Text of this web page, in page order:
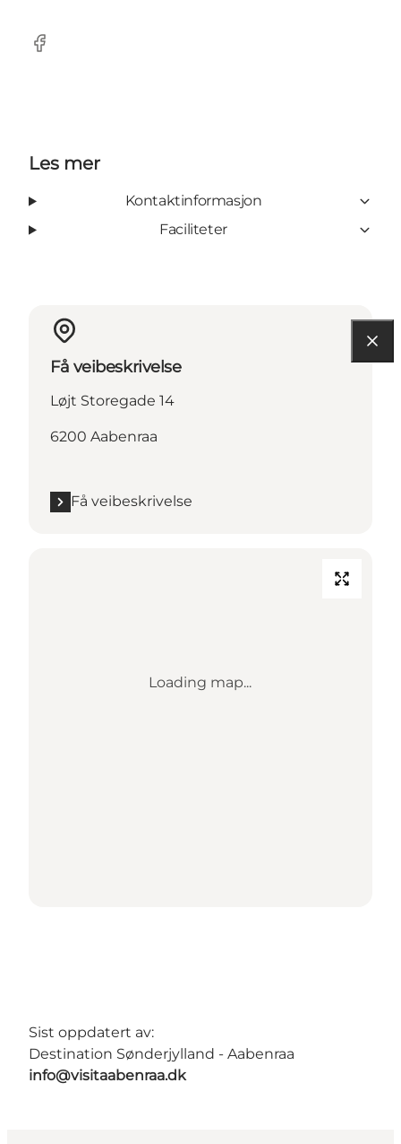
Facebook
Les mer
Kontaktinformasjon
Faciliteter
Få veibeskrivelse
Løjt Storegade 14
6200 Aabenraa
Få veibeskrivelse
Loading map...
Sist oppdatert av:
Destination Sønderjylland - Aabenraa
info@visitaabenraa.dk